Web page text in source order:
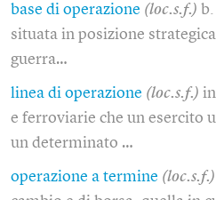
base di operazione (loc.s.f.)
situata in posizione
guerra…
linea di operazione (loc.s.f.)
e ferroviarie che un esercito
un determinato …
operazione a termine (loc.s.f.)